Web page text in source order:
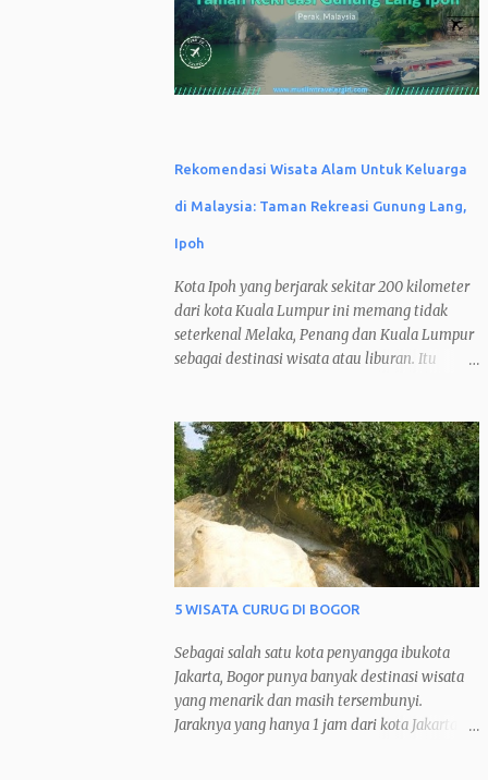
Rekomendasi Wisata Alam Untuk Keluarga
di Malaysia: Taman Rekreasi Gunung Lang,
Ipoh
Kota Ipoh yang berjarak sekitar 200 kilometer
dari kota Kuala Lumpur ini memang tidak
seterkenal Melaka, Penang dan Kuala Lumpur
sebagai destinasi wisata atau liburan. Itu
justru inilah yang membuat saya menyukai
kota Ipoh dan menjadikannya kota favorit saya
ketika berkunjung ke Malaysia.
5 WISATA CURUG DI BOGOR
Sebagai salah satu kota penyangga ibukota
Jakarta, Bogor punya banyak destinasi wisata
yang menarik dan masih tersembunyi.
Jaraknya yang hanya 1 jam dari kota Jakarta